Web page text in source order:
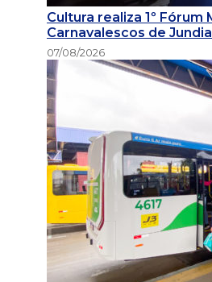
Cultura realiza 1º
Carnavalescos de
07/08/2026